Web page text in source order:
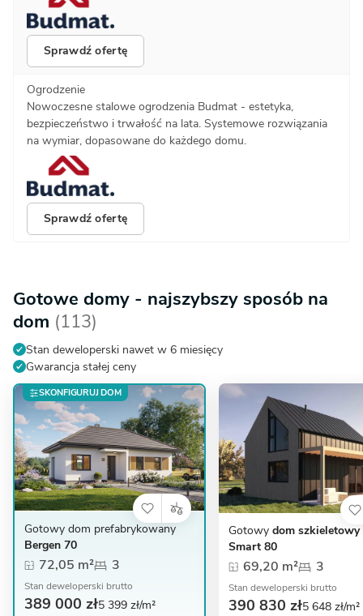
Sprawdź ofertę
Ogrodzenie
Nowoczesne stalowe ogrodzenia Budmat - estetyka,
bezpieczeństwo i trwałość na lata. Systemowe rozwiązania
na wymiar, dopasowane do każdego domu.
Sprawdź ofertę
Gotowe domy - najszybszy sposób na
dom (113)
Stan deweloperski nawet w 6 miesięcy
Gwarancja stałej ceny
SKONFIGURUJ DOM
Gotowy dom prefabrykowany
Bergen 70
72,05 m² 3
Stan deweloperski brutto
389 000 zł5 399 zł/m²
Gotowy dom
Smart 80
69,20 m² 3
Stan deweloperski brutto
390 830 zł5 648 zł/m²